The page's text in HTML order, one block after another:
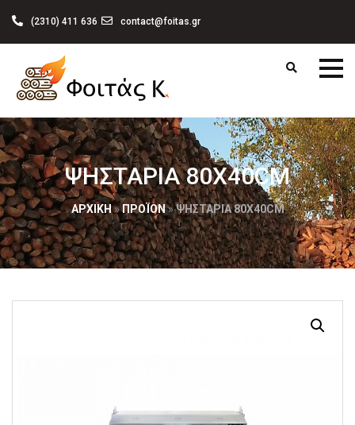
(2310) 411 636 contact@foitas.gr
ΨΗΣΤΑΡΙΑ 80X40CM
ΑΡΧΙΚΉ»ΠΡΟΪΌΝ»ΨΗΣΤΑΡΙΑ 80X40CM